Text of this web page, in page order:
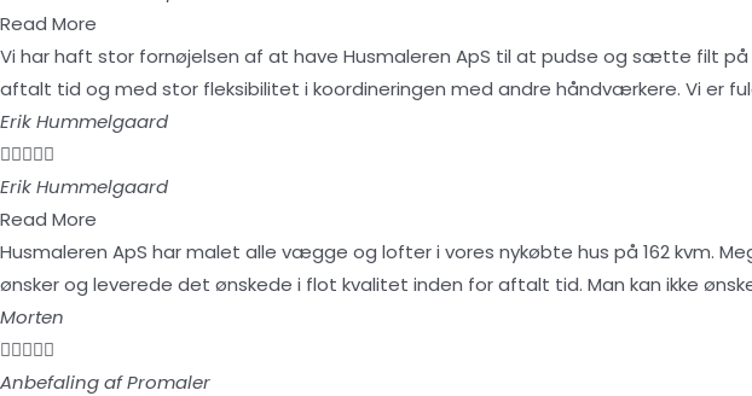
Read More
Vi har haft stor fornøjelsen af at have Husmaleren ApS til at pudse og sætte filt
aftalt tid og med stor fleksibilitet i koordineringen med andre håndværkere. Vi er
Erik Hummelgaard

Erik Hummelgaard
Read More
Husmaleren ApS har malet alle vægge og lofter i vores nykøbte hus på 162 kvm.
ønsker og leverede det ønskede i flot kvalitet inden for aftalt tid. Man kan ikke
Morten

Anbefaling af Promaler